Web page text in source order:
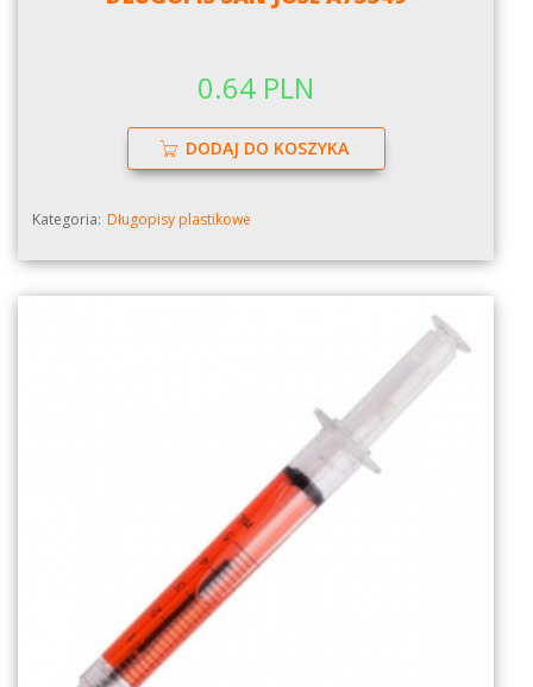
0.64 PLN
DODAJ DO KOSZYKA
Kategoria: Długopisy plastikowe